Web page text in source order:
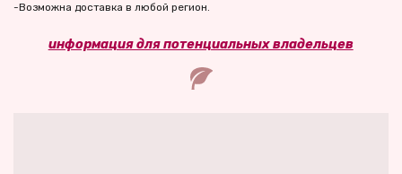
-Возможна доставка в любой регион.
информация для потенциальных владельцев